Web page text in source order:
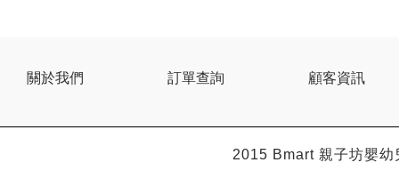
關於我們 訂單查詢 顧客資訊
2015 Bmart親子坊嬰幼